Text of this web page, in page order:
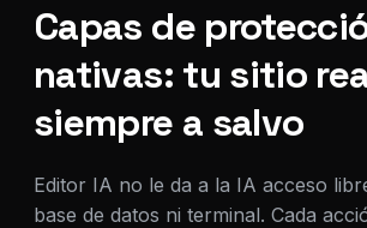
Capas de
nativas: tu sitio
siempre a salvo
Editor IA no le da a la IA acceso
base de datos ni terminal. Cada